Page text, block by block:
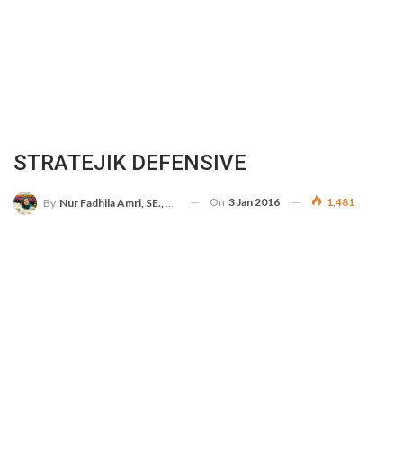
STRATEJIK DEFENSIVE
By Nur Fadhila Amri, SE., Ak., M.Si On 3 Jan 2016 1,481